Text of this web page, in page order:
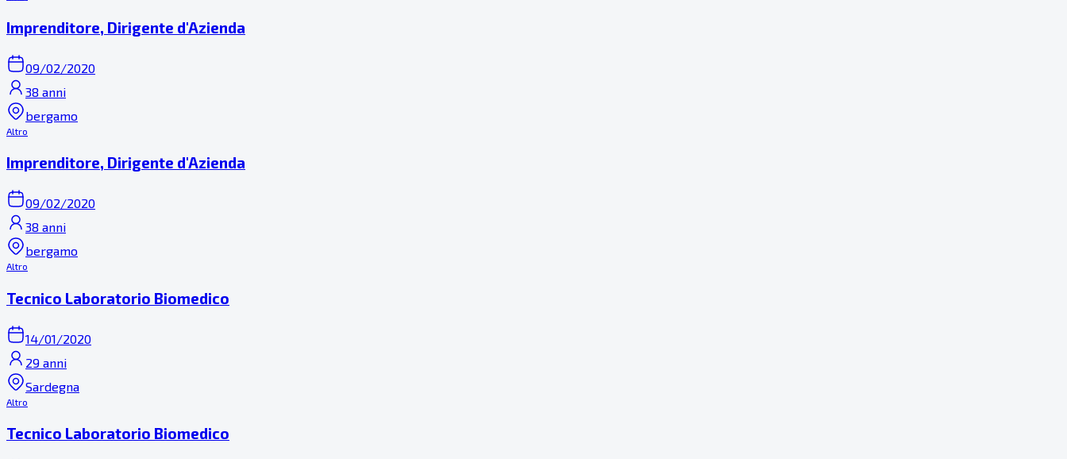
Imprenditore, Dirigente d'Azienda
09/02/2020
38 anni
bergamo
Altro
Imprenditore, Dirigente d'Azienda
09/02/2020
38 anni
bergamo
Altro
Tecnico Laboratorio Biomedico
14/01/2020
29 anni
Sardegna
Altro
Tecnico Laboratorio Biomedico